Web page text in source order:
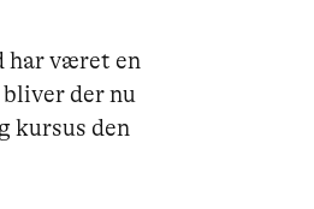
har været en
der nu
kursus den